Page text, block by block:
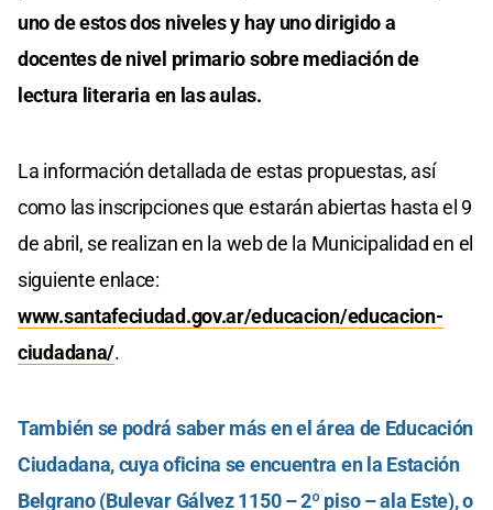
uno de estos dos niveles y hay uno dirigido a
docentes de nivel primario sobre mediación de
lectura literaria en las aulas.
La información detallada de estas propuestas, así
como las inscripciones que estarán abiertas hasta el 9
de abril, se realizan en la web de la Municipalidad en el
siguiente enlace:
www.santafeciudad.gov.ar/educacion/educacion-
ciudadana/.
También se podrá saber más en el área de Educación
Ciudadana, cuya oficina se encuentra en la Estación
Belgrano (Bulevar Gálvez 1150 – 2º piso – ala Este), o